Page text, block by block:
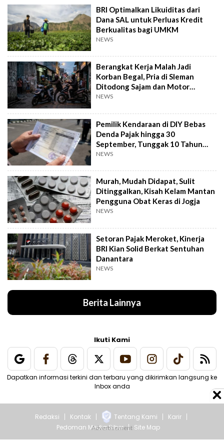
BRI Optimalkan Likuiditas dari
Dana SAL untuk Perluas Kredit
Berkualitas bagi UMKM
NEWS
Berangkat Kerja Malah Jadi
Korban Begal, Pria di Sleman
Ditodong Sajam dan Motor
Digasak
NEWS
Pemilik Kendaraan di DIY Bebas
Denda Pajak hingga 30
September, Tunggak 10 Tahun
Cukup Bayar 5 Tahun
NEWS
Murah, Mudah Didapat, Sulit
Ditinggalkan, Kisah Kelam Mantan
Pengguna Obat Keras di Jogja
NEWS
Setoran Pajak Meroket, Kinerja
BRI Kian Solid Berkat Sentuhan
Danantara
NEWS
Berita Lainnya
Ikuti Kami
Dapatkan informasi terkini dan terbaru yang dikirimkan langsung ke
Inbox anda
Redaksi Kontak Tentang Kami
Karir
Pedoman Media Siber
Site Map